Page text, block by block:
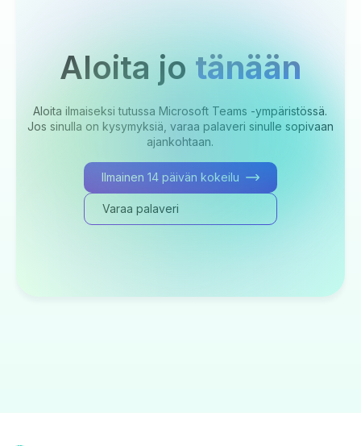
Aloita jo tänään
Aloita ilmaiseksi tutussa Microsoft Teams -ympäristössä.
Jos sinulla on kysymyksiä, varaa palaveri sinulle sopivaan
ajankohtaan.
Ilmainen 14 päivän kokeilu
Varaa palaveri